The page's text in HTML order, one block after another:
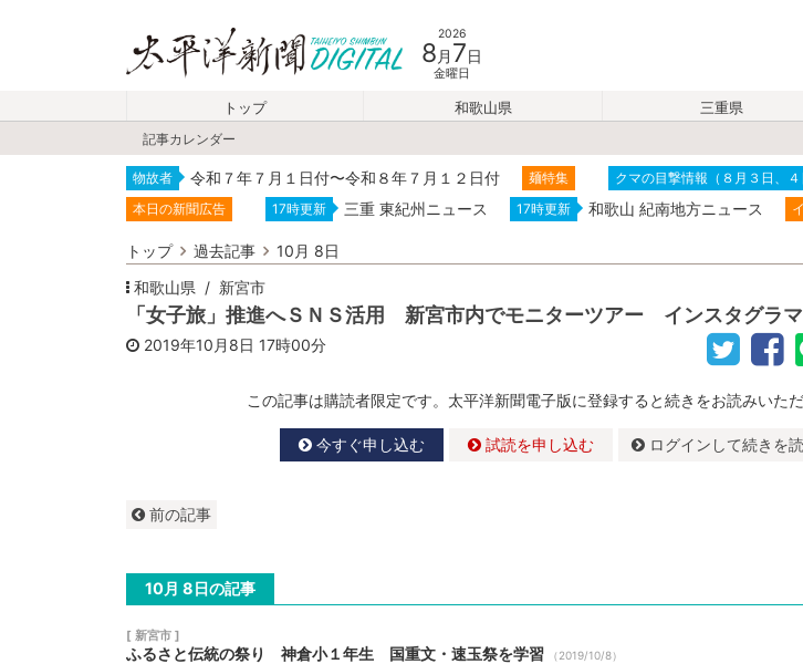
2026
8 月 7日
金曜日
トップ 和歌山県 三重県
記事カレンダー
物故者 令和７年７月１日付〜令和８年７月１２日付 麺特集 クマの目撃情報（８月３日、４
本日の新聞広告 17時更新 三重 東紀州ニュース 17時更新 和歌山 紀南地方ニュース
トップ 過去記事
10月 8日
和歌山県
新宮市
「女子旅」推進へＳＮＳ活用 新宮市内でモニターツアー インスタグラ
2019年10月8日 17時00分
この記事は購読者限定です。太平洋新聞電子版に登録すると続きをお読みいただ
今すぐ申し込む 試読を申し込む ログインして続きを
前の記事
10月 8日の記事
[ 新宮市 ]
ふるさと伝統の祭り 神倉小１年生 国重文・速玉祭を学習 （2019/10/8）